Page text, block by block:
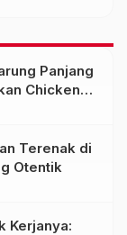
Panjang
Chicken
Terenak di
Otentik
Kerjanya: